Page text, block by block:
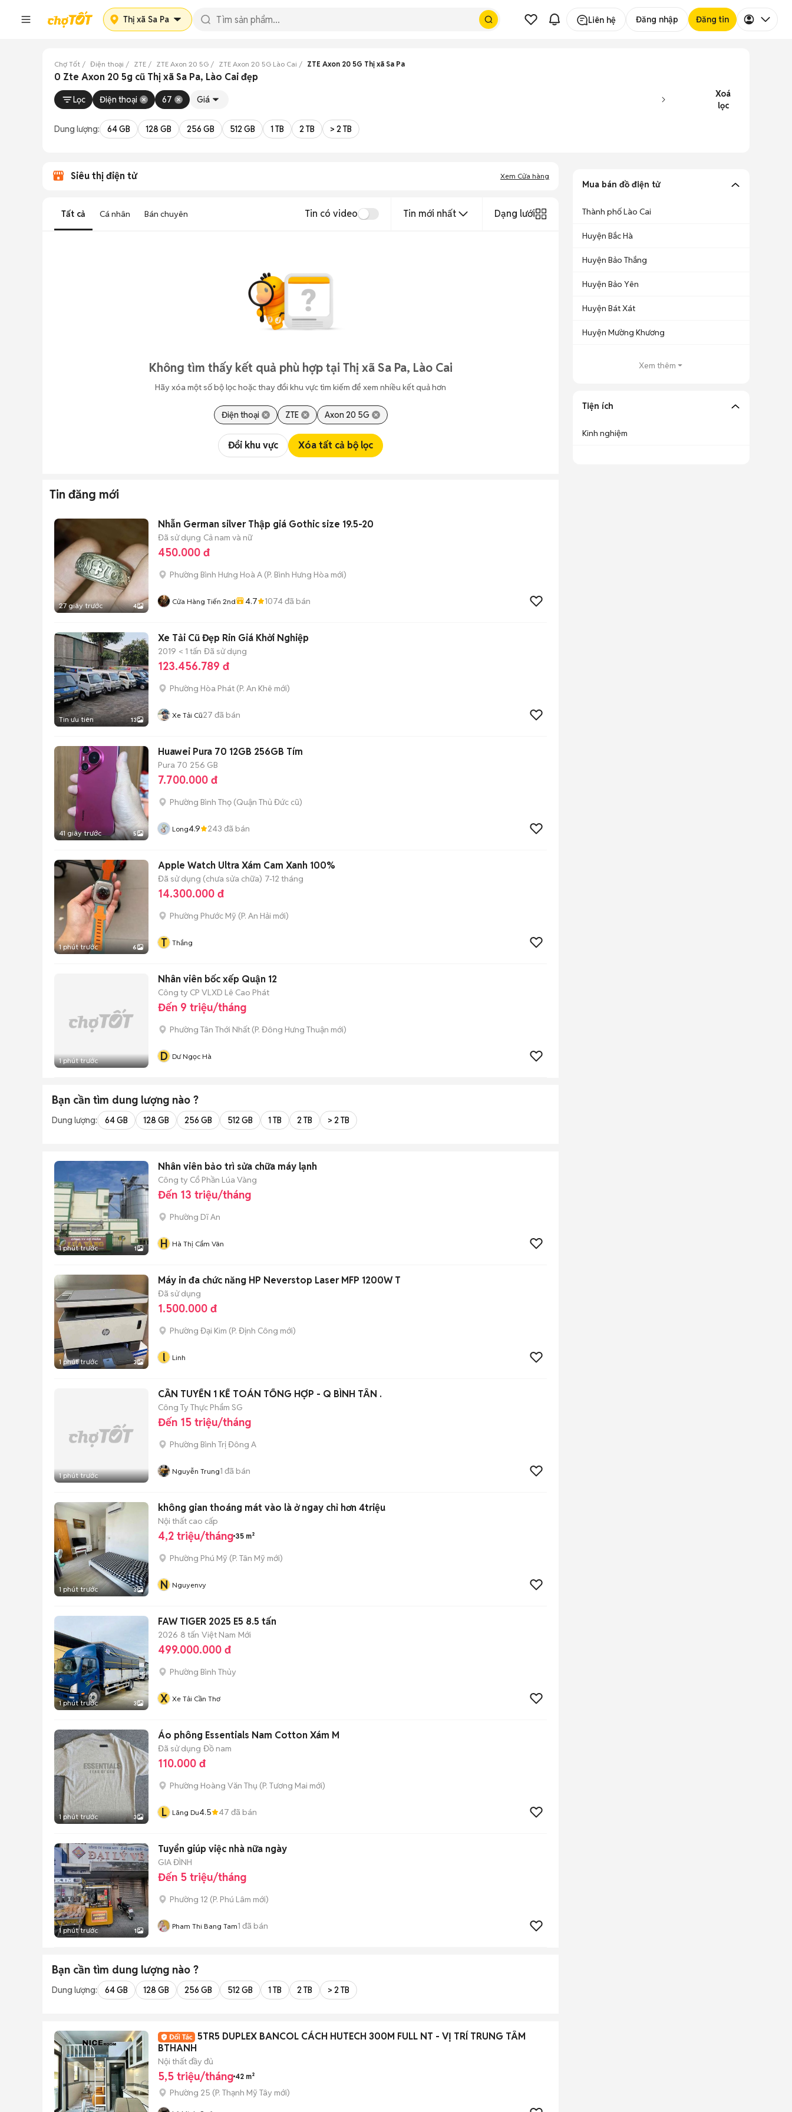
Thị xã Sa Pa Liên hệ Đăng nhập Đăng tin
Chợ Tốt Điện thoại ZTE ZTE Axon 20 5G ZTE Axon 20 5G Lào Cai ZTE Axon 20 5G Thị xã Sa Pa
0 Zte Axon 20 5g cũ Thị xã Sa Pa, Lào Cai đẹp
Lọc Điện thoại 67 Giá
Xoá
lọc
Dung lượng: 64 GB 128 GB 256 GB 512 GB 1 TB 2 TB > 2 TB
Siêu thị điện tử Xem Cửa hàng
Tất cả Cá nhân Bán chuyên Tin có video Tin mới nhất Dạng lưới
Không tìm thấy kết quả phù hợp tại Thị xã Sa Pa, Lào Cai
Hãy xóa một số bộ lọc hoặc thay đổi khu vực tìm kiếm để xem nhiều kết quả hơn
Điện thoại ZTE Axon 20 5G
Đổi khu vực Xóa tất cả bộ lọc
Tin đăng mới
27 giây trước 4
Nhẫn German silver Thập giá Gothic size 19.5-20
Đã sử dụng Cả nam và nữ
450.000 đ
Phường Bình Hưng Hoà A (P. Bình Hưng Hòa mới)
Cửa Hàng Tiến 2nd 4.7 1074đã bán
Tin ưu tiên 13
Xe Tải Cũ Đẹp Rin Giá Khởi Nghiệp
2019 < 1 tấn Đã sử dụng
123.456.789 đ
Phường Hòa Phát (P. An Khê mới)
Xe Tải Cũ27 đã bán
41 giây trước 5
Huawei Pura 70 12GB 256GB Tím
Pura 70 256 GB
7.700.000 đ
Phường Bình Thọ (Quận Thủ Đức cũ)
Long4.9 243 đã bán
1 phút trước 6
Apple Watch Ultra Xám Cam Xanh 100%
Đã sử dụng (chưa sửa chữa) 7-12 tháng
14.300.000 đ
Phường Phước Mỹ (P. An Hải mới)
T Thắng
1 phút trước
Nhân viên bốc xếp Quận 12
Công ty CP VLXD Lê Cao Phát
Đến 9 triệu/tháng
Phường Tân Thới Nhất (P. Đông Hưng Thuận mới)
D Dư Ngọc Hà
Bạn cần tìm dung lượng nào ?
Dung lượng: 64 GB 128 GB 256 GB 512 GB 1 TB 2 TB > 2 TB
1 phút trước 1
Nhân viên bảo trì sửa chữa máy lạnh
Công ty Cổ Phần Lúa Vàng
Đến 13 triệu/tháng
Phường Dĩ An
H Hà Thị Cẩm Vân
1 phút trước 3
Máy in đa chức năng HP Neverstop Laser MFP 1200W T
Đã sử dụng
1.500.000 đ
Phường Đại Kim (P. Định Công mới)
l Linh
1 phút trước
CẦN TUYỂN 1 KẾ TOÁN TỔNG HỢP - Q BÌNH TÂN .
Công Ty Thực Phẩm SG
Đến 15 triệu/tháng
Phường Bình Trị Đông A
Nguyễn Trung1 đã bán
1 phút trước 3
không gian thoáng mát vào là ở ngay chỉ hơn 4triệu
Nội thất cao cấp
4,2 triệu/tháng 35 m²
Phường Phú Mỹ (P. Tân Mỹ mới)
N Nguyenvy
1 phút trước 3
FAW TIGER 2025 E5 8.5 tấn
2026 8 tấn Việt Nam Mới
499.000.000 đ
Phường Bình Thủy
X Xe Tải Cần Thơ
1 phút trước 3
Áo phông Essentials Nam Cotton Xám M
Đã sử dụng Đồ nam
110.000 đ
Phường Hoàng Văn Thụ (P. Tương Mai mới)
L Lãng Du4.5 47 đã bán
1 phút trước 1
Tuyển giúp việc nhà nữa ngày
GIA ĐÌNH
Đến 5 triệu/tháng
Phường 12 (P. Phú Lâm mới)
Pham Thi Bang Tam1 đã bán
Bạn cần tìm dung lượng nào ?
Dung lượng: 64 GB 128 GB 256 GB 512 GB 1 TB 2 TB > 2 TB
5TR5 DUPLEX BANCOL CÁCH HUTECH 300M FULL NT - VỊ TRÍ TRUNG TÂM
BTHANH
Nội thất đầy đủ
5,5 triệu/tháng 42 m²
Phường 25 (P. Thạnh Mỹ Tây mới)
Mua bán đồ điện tử
Thành phố Lào Cai
Huyện Bắc Hà
Huyện Bảo Thắng
Huyện Bảo Yên
Huyện Bát Xát
Huyện Mường Khương
Xem thêm
Tiện ích
Kinh nghiệm